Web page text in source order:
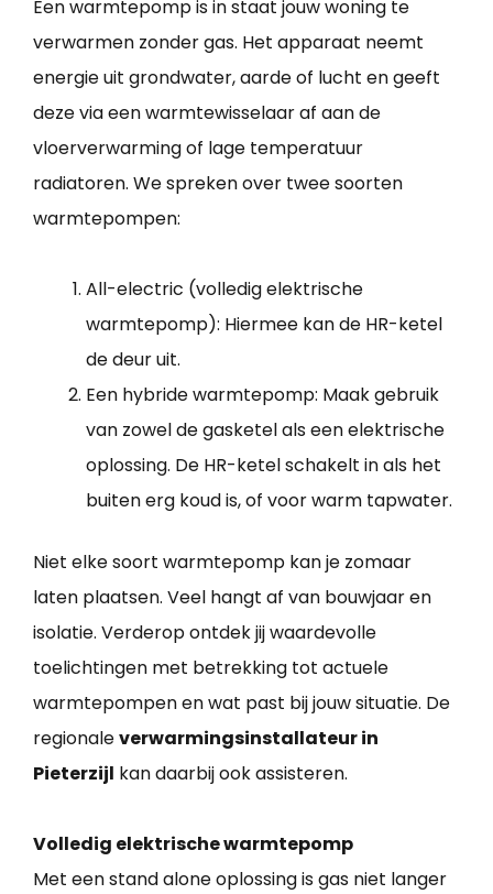
Een warmtepomp is in staat jouw woning te
verwarmen zonder gas. Het apparaat neemt
energie uit grondwater, aarde of lucht en geeft
deze via een warmtewisselaar af aan de
vloerverwarming of lage temperatuur
radiatoren. We spreken over twee soorten
warmtepompen:
All-electric (volledig elektrische
warmtepomp): Hiermee kan de HR-ketel
de deur uit.
Een hybride warmtepomp: Maak gebruik
van zowel de gasketel als een elektrische
oplossing. De HR-ketel schakelt in als het
buiten erg koud is, of voor warm tapwater.
Niet elke soort warmtepomp kan je zomaar
laten plaatsen. Veel hangt af van bouwjaar en
isolatie. Verderop ontdek jij waardevolle
toelichtingen met betrekking tot actuele
warmtepompen en wat past bij jouw situatie. De
regionaleverwarmingsinstallateur in
Pieterzijl kan daarbij ook assisteren.
Volledig elektrische warmtepomp
Met een stand alone oplossing is gas niet langer